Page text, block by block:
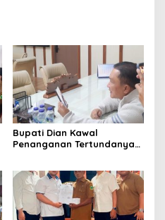
Bupati Dian Kawal
Penanganan Tertundanya
Jemaah Dipenuhi